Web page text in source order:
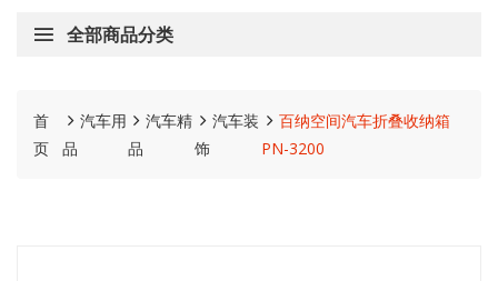
全部商品分类
首
页
汽车用
品
汽车精
品
汽车装
饰
百纳空间汽车折叠收纳箱
PN-3200